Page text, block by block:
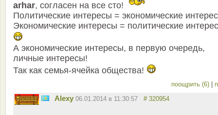
arhar, согласен на все сто!
Политические интересы = экономические
Экономические интересы = политические
А экономические интересы, в первую очередь,
личные интересы!
Так как семья-ячейка общества!
поощрить (6)
Alexy 06.01.2014 в 11:30:57 # 320954